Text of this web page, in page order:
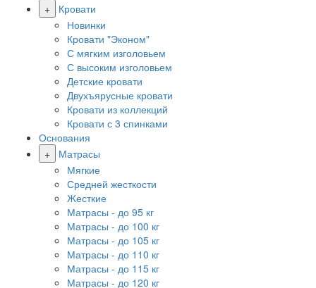
+
Кровати
Новинки
Кровати "Эконом"
С мягким изголовьем
С высоким изголовьем
Детские кровати
Двухъярусные кровати
Кровати из коллекций
Кровати с 3 спинками
Основания
+
Матрасы
Мягкие
Средней жесткости
Жесткие
Матрасы - до 95 кг
Матрасы - до 100 кг
Матрасы - до 105 кг
Матрасы - до 110 кг
Матрасы - до 115 кг
Матрасы - до 120 кг